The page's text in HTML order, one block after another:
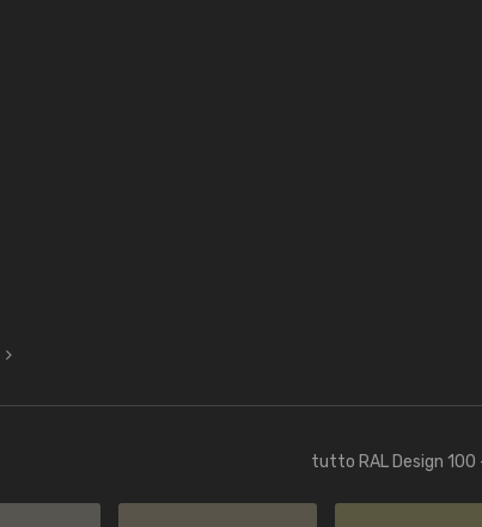
tutto RAL Design 100